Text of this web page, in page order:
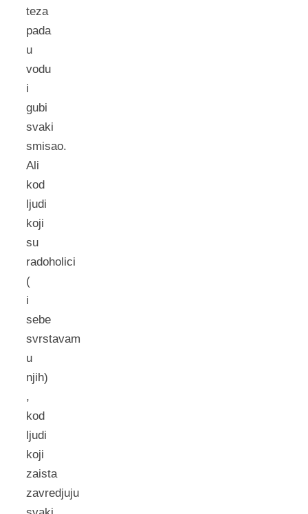
teza
pada
u
vodu
i
gubi
svaki
smisao.
Ali
kod
ljudi
koji
su
radoholici
(
i
sebe
svrstavam
u
njih)
,
kod
ljudi
koji
zaista
zavredjuju